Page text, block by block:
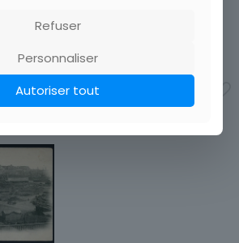
vos frais de port. Emballage
Ajouter au panier
Refuser
Personnaliser
Autoriser tout